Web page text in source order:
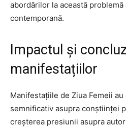
abordărilor la această
contemporană.
Impactul și
manifestațiilor
Manifestațiile de Ziua Femeii
semnificativ asupra conștiinței
creșterea presiunii asupra